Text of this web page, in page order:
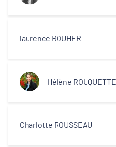
laurence ROUHER
Hélène ROUQUETTE
Charlotte ROUSSEAU